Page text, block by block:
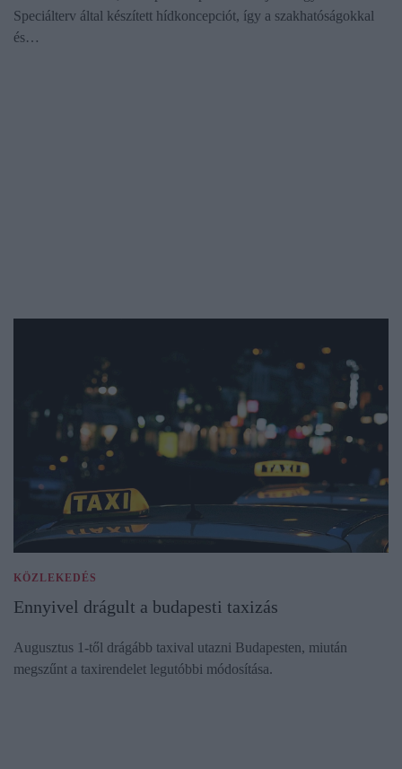
Speciálterv által készített hídkoncepciót, így a szakhatóságokkal
és…
KÖZLEKEDÉS
Ennyivel drágult a budapesti taxizás
Augusztus 1-től drágább taxival utazni Budapesten, miután
megszűnt a taxirendelet legutóbbi módosítása.